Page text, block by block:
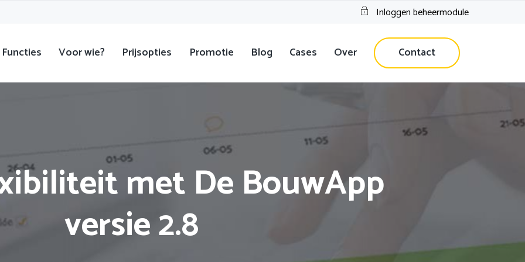
Inloggen beheermodule
Functies Voor wie? Prijsopties Promotie Blog Cases Over Contact
met De BouwApp
versie 2.8